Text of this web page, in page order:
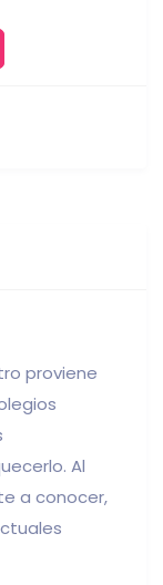
proviene
Al
a conocer,